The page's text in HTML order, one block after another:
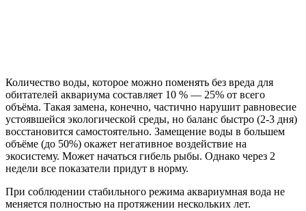
Количество воды, которое можно поменять без вреда для
обитателей аквариума составляет 10 % — 25% от всего
объёма. Такая замена, конечно, частично нарушит равновесие
устоявшейся экологической среды, но баланс быстро (2-3 дня)
восстановится самостоятельно. Замещение воды в большем
объёме (до 50%) окажет негативное воздействие на
экосистему. Может начаться гибель рыбы. Однако через 2
недели все показатели придут в норму.
При соблюдении стабильного режима аквариумная вода не
меняется полностью на протяжении нескольких лет.